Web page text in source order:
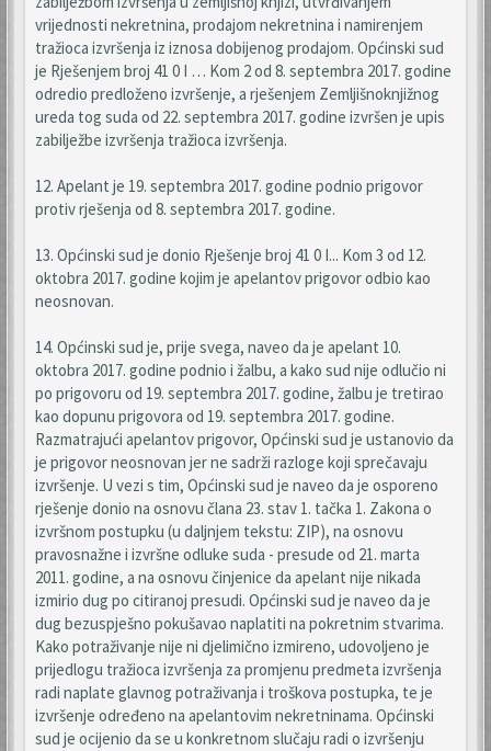
vrijednosti nekretnina, prodajom nekretnina i namirenjem
tražioca izvršenja iz iznosa dobijenog prodajom. Općinski sud
je Rješenjem broj 41 0 I … Kom 2 od 8. septembra 2017. godine
odredio predloženo izvršenje, a rješenjem Zemljišnoknjižnog
ureda tog suda od 22. septembra 2017. godine izvršen je upis
zabilježbe izvršenja tražioca izvršenja.
12. Apelant je 19. septembra 2017. godine podnio prigovor
protiv rješenja od 8. septembra 2017. godine.
13. Općinski sud je donio Rješenje broj 41 0 I... Kom 3 od 12.
oktobra 2017. godine kojim je apelantov prigovor odbio kao
neosnovan.
14. Općinski sud je, prije svega, naveo da je apelant 10.
oktobra 2017. godine podnio i žalbu, a kako sud nije odlučio ni
po prigovoru od 19. septembra 2017. godine, žalbu je tretirao
kao dopunu prigovora od 19. septembra 2017. godine.
Razmatrajući apelantov prigovor, Općinski sud je ustanovio da
je prigovor neosnovan jer ne sadrži razloge koji sprečavaju
izvršenje. U vezi s tim, Općinski sud je naveo da je osporeno
rješenje donio na osnovu člana 23. stav 1. tačka 1. Zakona o
izvršnom postupku (u daljnjem tekstu: ZIP), na osnovu
pravosnažne i izvršne odluke suda - presude od 21. marta
2011. godine, a na osnovu činjenice da apelant nije nikada
izmirio dug po citiranoj presudi. Općinski sud je naveo da je
dug bezuspješno pokušavao naplatiti na pokretnim stvarima.
Kako potraživanje nije ni djelimično izmireno, udovoljeno je
prijedlogu tražioca izvršenja za promjenu predmeta izvršenja
radi naplate glavnog potraživanja i troškova postupka, te je
izvršenje određeno na apelantovim nekretninama. Općinski
sud je ocijenio da se u konkretnom slučaju radi o izvršenju